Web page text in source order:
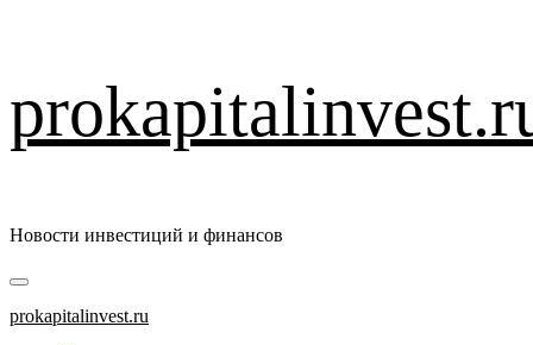
к
содержимому
Новости инвестиций и финансов
Основное
меню
prokapitalinvest.ru